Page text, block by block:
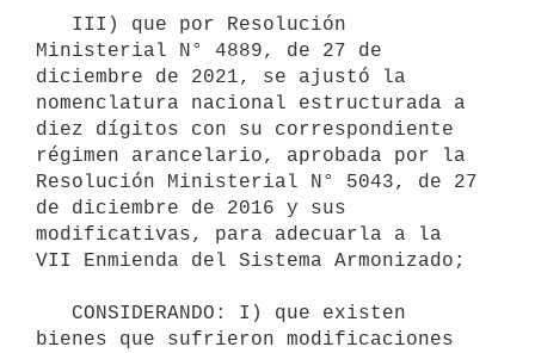
Ministerial N° 4889, de 27 de
diciembre de 2021, se ajustó la
nomenclatura nacional estructurada a
diez dígitos con su correspondiente
régimen arancelario, aprobada por la
Resolución Ministerial N° 5043, de 27
de diciembre de 2016 y sus
modificativas, para adecuarla a la
VII Enmienda del Sistema Armonizado;
bienes que sufrieron modificaciones